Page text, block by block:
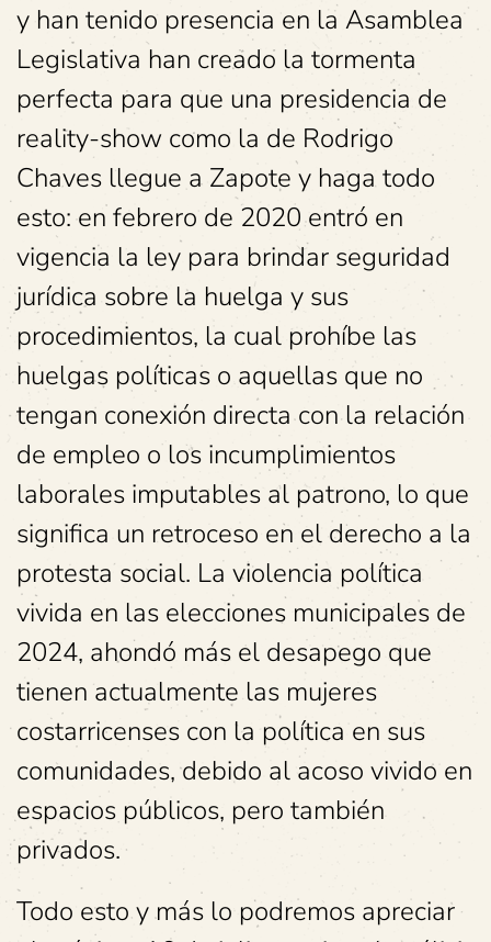
y han tenido presencia en la Asamblea
Legislativa han creado la tormenta
perfecta para que una presidencia de
reality-show como la de Rodrigo
Chaves llegue a Zapote y haga todo
esto: en febrero de 2020 entró en
vigencia la ley para brindar seguridad
jurídica sobre la huelga y sus
procedimientos, la cual prohíbe las
huelgas políticas o aquellas que no
tengan conexión directa con la relación
de empleo o los incumplimientos
laborales imputables al patrono, lo que
significa un retroceso en el derecho a la
protesta social. La violencia política
vivida en las elecciones municipales de
2024, ahondó más el desapego que
tienen actualmente las mujeres
costarricenses con la política en sus
comunidades, debido al acoso vivido en
espacios públicos, pero también
privados.
Todo esto y más lo podremos apreciar